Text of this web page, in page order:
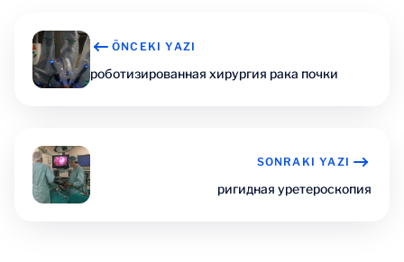
ÖNCEKI YAZI
роботизированная хирургия рака почки
SONRAKI YAZI
ригидная уретероскопия